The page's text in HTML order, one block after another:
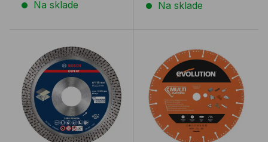
Na sklade Na sklade
Rezný diamantový kotúč BOSCH 115x22,2mm
Kotúč EVO 300x22mm